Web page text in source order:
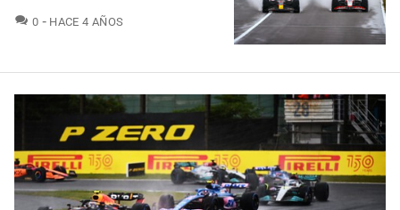
0 COMENTARIOS
HACE 4 AÑOS